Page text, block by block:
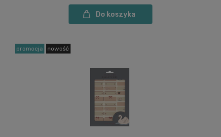
Do koszyka
promocja nowość